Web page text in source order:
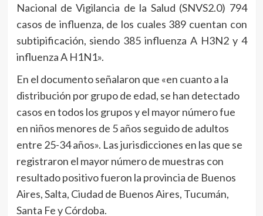
Nacional de Vigilancia de la Salud (SNVS2.0) 794
casos de influenza, de los cuales 389 cuentan con
subtipificación, siendo 385 influenza A H3N2 y 4
influenza A H1N1».
En el documento señalaron que «en cuanto a la
distribución por grupo de edad, se han detectado
casos en todos los grupos y el mayor número fue
en niños menores de 5 años seguido de adultos
entre 25-34 años». Las jurisdicciones en las que se
registraron el mayor número de muestras con
resultado positivo fueron la provincia de Buenos
Aires, Salta, Ciudad de Buenos Aires, Tucumán,
Santa Fe y Córdoba.